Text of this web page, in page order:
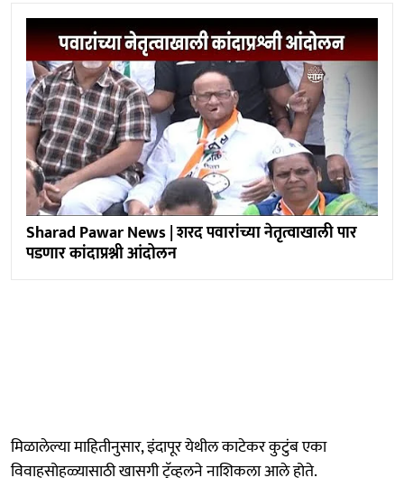
Sharad Pawar News | शरद पवारांच्या नेतृत्वाखाली पार
पडणार कांदाप्रश्नी आंदोलन
मिळालेल्या माहितीनुसार, इंदापूर येथील काटेकर कुटुंब एका
विवाहसोहळ्यासाठी खासगी ट्रॅव्हलने नाशिकला आले होते.